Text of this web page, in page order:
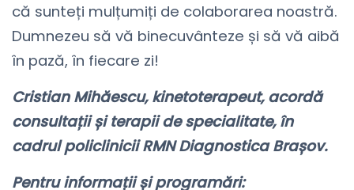
că sunteți mulțumiți de colaborarea noastră.
Dumnezeu să vă binecuvânteze și să vă aibă
în pază, în fiecare zi!
Cristian Mihăescu, kinetoterapeut, acordă
consultații și terapii de specialitate, în
cadrul policlinicii RMN Diagnostica Brașov.
Pentru informații și programări: